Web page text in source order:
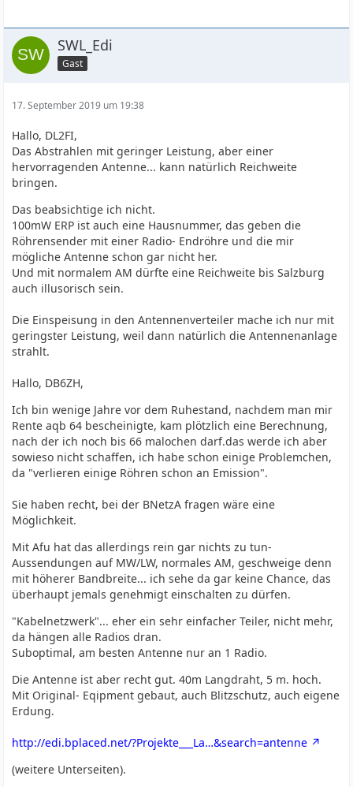
SWL_Edi
Gast
17. September 2019 um 19:38
Hallo, DL2FI,
Das Abstrahlen mit geringer Leistung, aber einer
hervorragenden Antenne... kann natürlich Reichweite
bringen.
Das beabsichtige ich nicht.
100mW ERP ist auch eine Hausnummer, das geben die
Röhrensender mit einer Radio- Endröhre und die mir
mögliche Antenne schon gar nicht her.
Und mit normalem AM dürfte eine Reichweite bis Salzburg
auch illusorisch sein.
Die Einspeisung in den Antennenverteiler mache ich nur mit
geringster Leistung, weil dann natürlich die Antennenanlage
strahlt.
Hallo, DB6ZH,
Ich bin wenige Jahre vor dem Ruhestand, nachdem man mir
Rente aqb 64 bescheinigte, kam plötzlich eine Berechnung,
nach der ich noch bis 66 malochen darf.das werde ich aber
sowieso nicht schaffen, ich habe schon einige Problemchen,
da "verlieren einige Röhren schon an Emission".
Sie haben recht, bei der BNetzA fragen wäre eine
Möglichkeit.
Mit Afu hat das allerdings rein gar nichts zu tun-
Aussendungen auf MW/LW, normales AM, geschweige denn
mit höherer Bandbreite... ich sehe da gar keine Chance, das
überhaupt jemals genehmigt einschalten zu dürfen.
"Kabelnetzwerk"... eher ein sehr einfacher Teiler, nicht mehr,
da hängen alle Radios dran.
Suboptimal, am besten Antenne nur an 1 Radio.
Die Antenne ist aber recht gut. 40m Langdraht, 5 m. hoch.
Mit Original- Eqipment gebaut, auch Blitzschutz, auch eigene
Erdung.
http://edi.bplaced.net/?Projekte___La…&search=antenne
(weitere Unterseiten).